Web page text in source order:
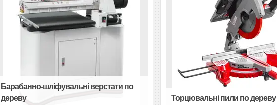
Барабанно-шліфувальні верстати по
дереву
Торцювальні пили по дереву